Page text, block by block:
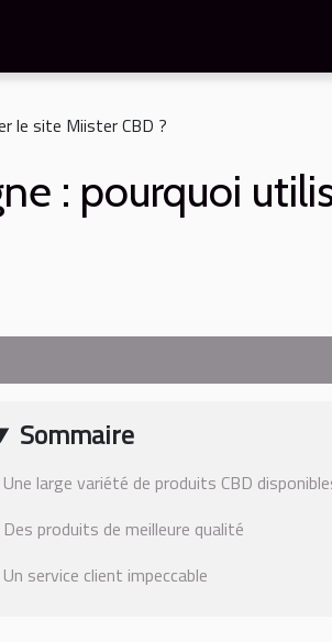
le site Miister CBD ?
: pourquoi
Sommaire
Une large variété de produits CBD
Des produits de meilleure qualité
Un service client impeccable